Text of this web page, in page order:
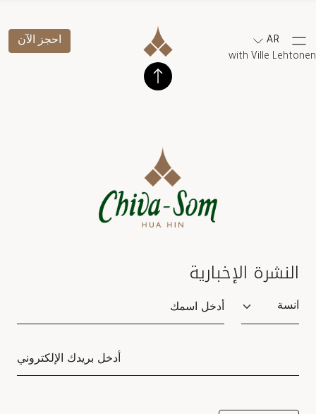
AR احجز الآن
with Ville Lehtonen
النشرة الإخبارية
Salutation